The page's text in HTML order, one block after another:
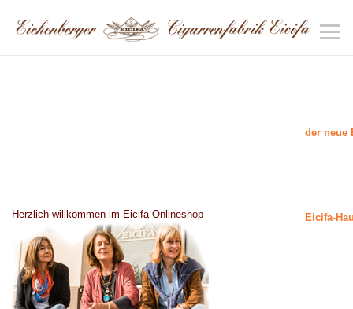
Herzlich willkommen im Eicifa Onlineshop
der neue
Eicifa-